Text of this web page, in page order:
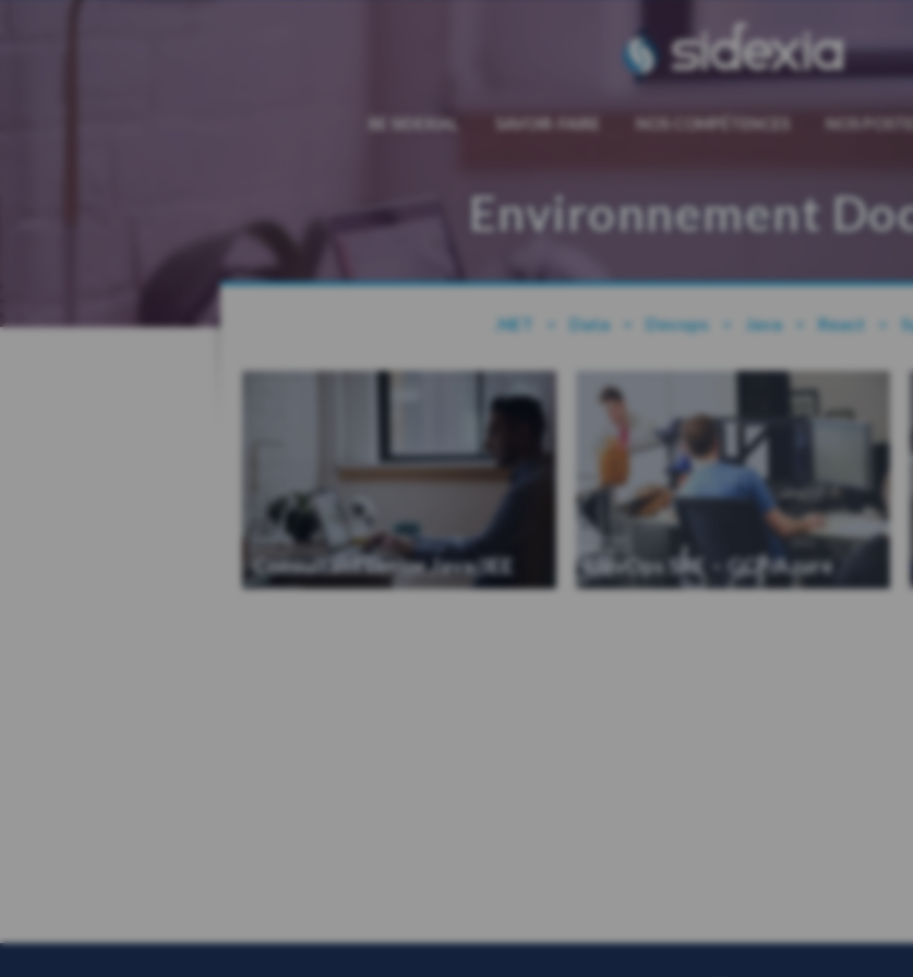
sidexia
BE SIDEXIAL SAVOIR-FAIRE NOS COMPÉTENCES NOS POSTES
Environnement
.NET Data Devops Java React
Consultant senior Java/JEE DevOps SRE – GCP/Azure